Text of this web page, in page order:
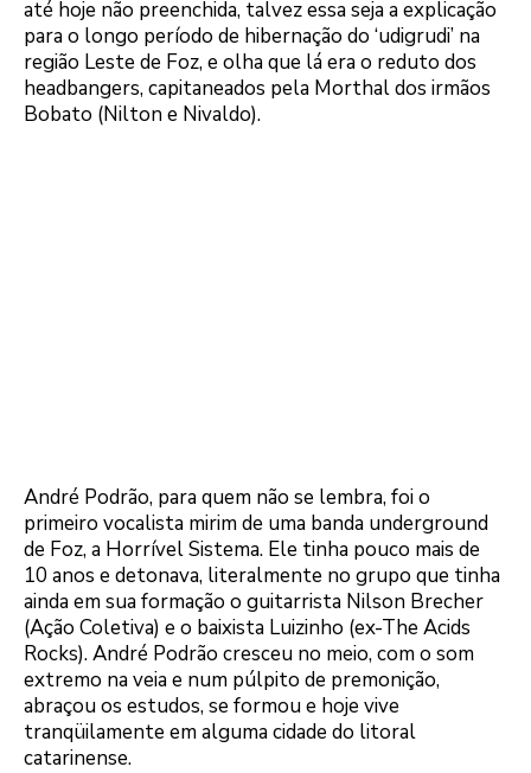
até hoje não preenchida, talvez essa seja a explicação
para o longo período de hibernação do ‘udigrudi’ na
região Leste de Foz, e olha que lá era o reduto dos
headbangers, capitaneados pela Morthal dos irmãos
Bobato (Nilton e Nivaldo).
André Podrão, para quem não se lembra, foi o
primeiro vocalista mirim de uma banda underground
de Foz, a Horrível Sistema. Ele tinha pouco mais de
10 anos e detonava, literalmente no grupo que tinha
ainda em sua formação o guitarrista Nilson Brecher
(Ação Coletiva) e o baixista Luizinho (ex-The Acids
Rocks). André Podrão cresceu no meio, com o som
extremo na veia e num púlpito de premonição,
abraçou os estudos, se formou e hoje vive
tranqüilamente em alguma cidade do litoral
catarinense.